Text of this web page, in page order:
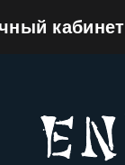
кабинет